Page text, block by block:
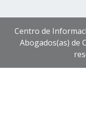
Centro de
Abogados(as) de